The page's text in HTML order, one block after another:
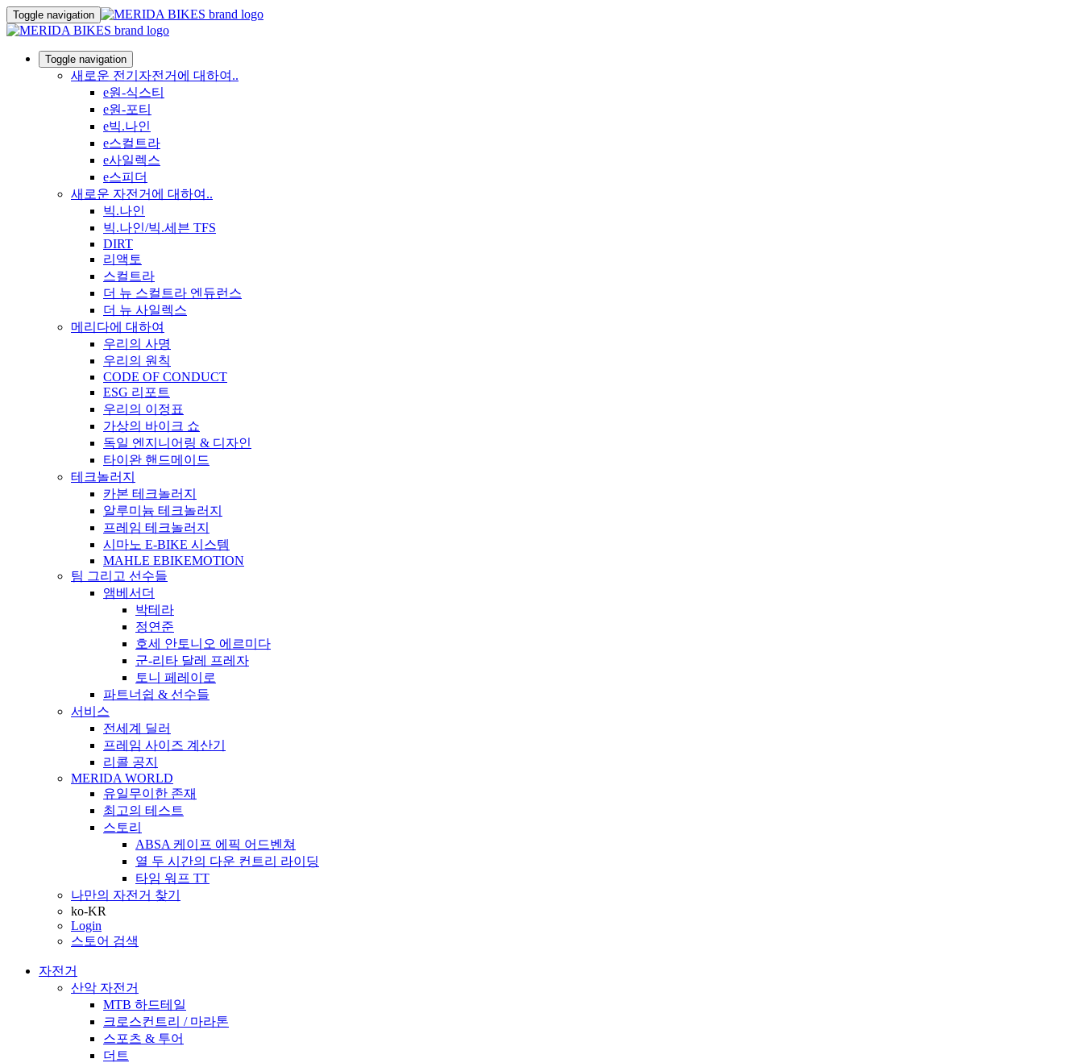
Toggle navigation
Toggle navigation
새로운 전기자전거에 대하여..
e원-식스티
e원-포티
e빅.나인
e스컬트라
e사일렉스
e스피더
새로운 자전거에 대하여..
빅.나인
빅.나인/빅.세븐 TFS
DIRT
리액토
스컬트라
더 뉴 스컬트라 엔듀런스
더 뉴 사일렉스
메리다에 대하여
우리의 사명
우리의 원칙
CODE OF CONDUCT
ESG 리포트
우리의 이정표
가상의 바이크 쇼
독일 엔지니어링 & 디자인
타이완 핸드메이드
테크놀러지
카본 테크놀러지
알루미늄 테크놀러지
프레임 테크놀러지
시마노 E-BIKE 시스템
MAHLE EBIKEMOTION
팀 그리고 선수들
앰베서더
박테라
정연준
호세 안토니오 에르미다
군-리타 달레 프레자
토니 페레이로
파트너쉽 & 선수들
서비스
전세계 딜러
프레임 사이즈 계산기
리콜 공지
MERIDA WORLD
유일무이한 존재
최고의 테스트
스토리
ABSA 케이프 에픽 어드벤쳐
열 두 시간의 다운 컨트리 라이딩
타임 워프 TT
나만의 자전거 찾기
ko-KR
Login
스토어 검색
자전거
산악 자전거
MTB 하드테일
크로스컨트리 / 마라톤
스포츠 & 투어
더트